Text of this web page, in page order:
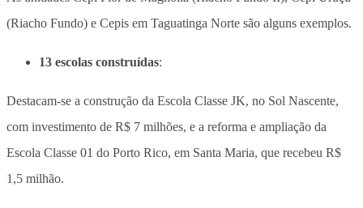
(Riacho Fundo) e Cepis em Taguatinga Norte são alguns exemplos.
13 escolas construídas:
Destacam-se a construção da Escola Classe JK, no Sol Nascente,
com investimento de R$ 7 milhões, e a reforma e ampliação da
Escola Classe 01 do Porto Rico, em Santa Maria, que recebeu R$
1,5 milhão.